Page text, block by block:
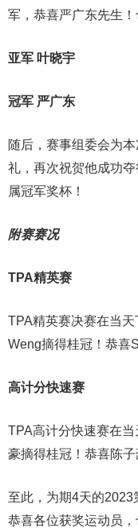
军，恭喜严广东先生
亚军 叶晓宇
冠军 严广东
随后，赛事组委会为
礼，再次祝贺他成功
属冠军奖杯！
附赛赛况
TPA精英赛
TPA精英赛决赛在当
Weng摘得桂冠！恭喜
高计分快速赛
TPA高计分快速赛在
豪摘得桂冠！恭喜陈子
至此，为期4天的2023
恭喜各位获奖运动员